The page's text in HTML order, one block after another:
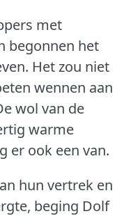
met
begonnen het
Het zou niet
wennen aan
wol van de
warme
er ook een van.
hun vertrek en
beging Dolf